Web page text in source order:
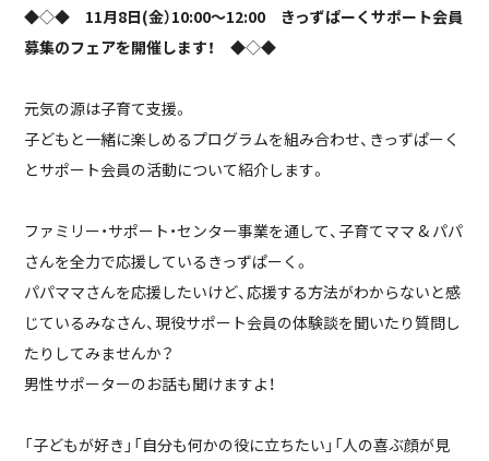
◆◇◆ 11月8日(金）10:00～12:00 きっずぱーくサポート会員
募集のフェアを開催します！
◆◇◆
元気の源は子育て支援。
子どもと一緒に楽しめるプログラムを組み合わせ、きっずぱーく
とサポート会員の活動について紹介します。
ファミリー・サポート・センター事業を通して、子育てママ & パパ
さんを全力で応援しているきっずぱーく。
パパママさんを応援したいけど、応援する方法がわからないと感
じているみなさん、現役サポート会員の体験談を聞いたり質問し
たりしてみませんか？
男性サポーターのお話も聞けますよ！
「子どもが好き」「自分も何かの役に立ちたい」「人の喜ぶ顔が見